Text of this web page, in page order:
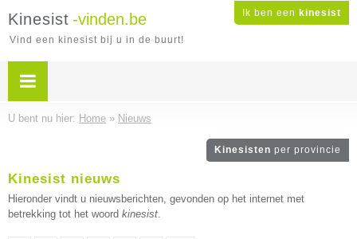
Ik ben een kinesist
Kinesist -vinden.be
Vind een kinesist bij u in de buurt!
U bent nu hier: Home » Nieuws
Kinesisten per provincie
Kinesist nieuws
Hieronder vindt u nieuwsberichten, gevonden op het internet met
betrekking tot het woord kinesist.